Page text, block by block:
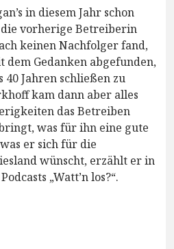
in diesem Jahr schon
vorherige Betreiberin
keinen Nachfolger fand,
dem Gedanken abgefunden,
40 Jahren schließen zu
kam dann aber alles
das Betreiben
was für ihn eine gute
er sich für die
wünscht, erzählt er in
„Watt’n los?“.